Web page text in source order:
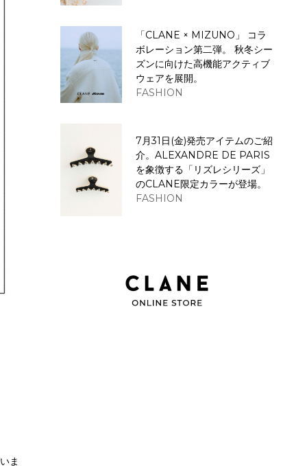
ま
「CLANE × MIZUNO」 コラ
ボレーション第二弾。 秋冬シー
ズンに向けた高機能アクティブ
ウェアを展開。
FASHION
7月31日(金)発売アイテムのご紹
介。ALEXANDRE DE PARIS
を象徴する「リズレシリーズ」
のCLANE限定カラーが登場。
FASHION